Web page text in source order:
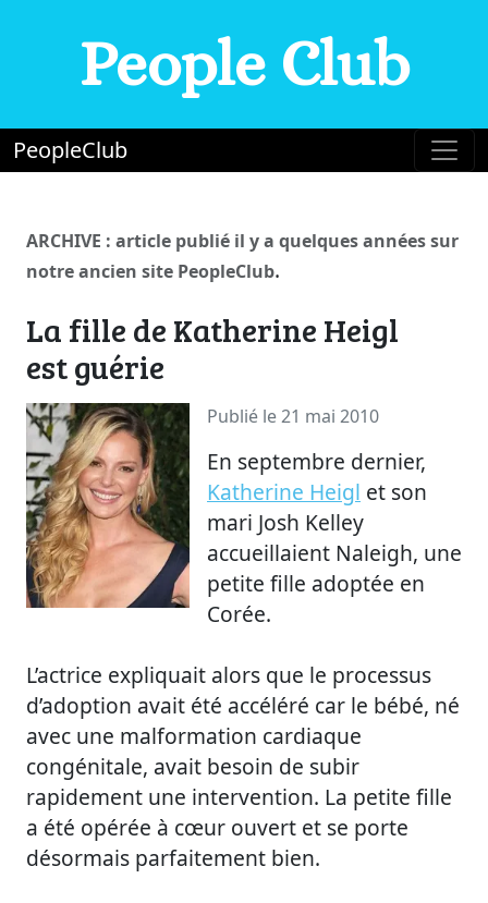
People Club
PeopleClub
ARCHIVE : article publié il y a quelques années sur
notre ancien site PeopleClub.
La fille de Katherine Heigl
est guérie
Publié le 21 mai 2010
En septembre dernier,
Katherine Heigl et son
mari Josh Kelley
accueillaient Naleigh, une
petite fille adoptée en
Corée.
L’actrice expliquait alors que le processus
d’adoption avait été accéléré car le bébé, né
avec une malformation cardiaque
congénitale, avait besoin de subir
rapidement une intervention. La petite fille
a été opérée à cœur ouvert et se porte
désormais parfaitement bien.